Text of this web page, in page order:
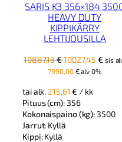
SARIS K3 356×184
HEAVY DUTY
KIPPIKÄRRY
LEHTIJOUSILLA
10887,13€Alkuperäinen
hinta
10887,13 €.
10027,45€ sis
7990,00 €alv 0%
tai alk. 215,61€ / kk
Pituus (cm): 356
Kokonaispaino (kg): 3500
Jarrut: Kyllä
Kippi:Kyllä